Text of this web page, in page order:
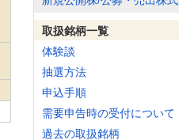
取扱銘柄一覧
体験談
抽選方法
申込手順
需要申告時の受付について
過去の取扱銘柄